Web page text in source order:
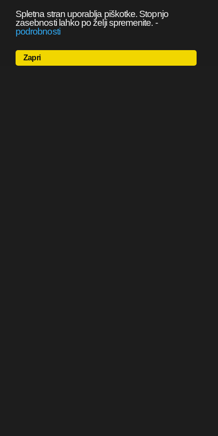
Spletna stran uporablja piškotke. Stopnjo
zasebnosti lahko po želji spremenite. -
podrobnosti
Zapri